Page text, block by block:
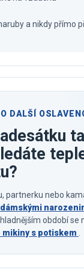
a nikdy přímo
DALŠÍ
partnerku nebo
dámskými
období se
mikiny s potiskem